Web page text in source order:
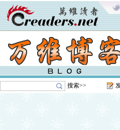
搜索>>